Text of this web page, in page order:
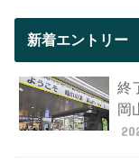
新着エントリー
終
岡